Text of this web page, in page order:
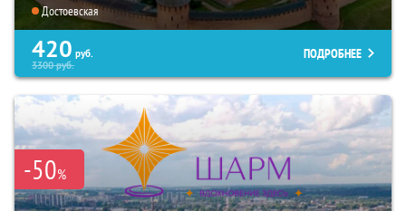
Достоевская
420 руб.
3300руб.
ПОДРОБНЕЕ
-50%